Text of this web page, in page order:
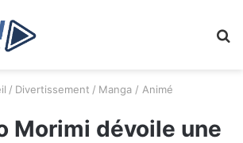
/ Divertissement / Manga / Animé
Morimi dévoile une